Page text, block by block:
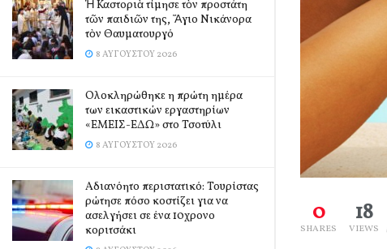
Ἡ Καστοριὰ τίμησε τὸν προστάτη
τῶν παιδιῶν της, Ἅγιο Νικάνορα
τὸν Θαυματουργό
8 ΑΥΓΟΎΣΤΟΥ 2026
Ολοκληρώθηκε η πρώτη ημέρα
των εικαστικών εργαστηρίων
«ΕΜΕΙΣ-ΕΔΩ» στο Τσοτύλι
8 ΑΥΓΟΎΣΤΟΥ 2026
Αδιανόητο περιστατικό: Τουρίστας
ρώτησε πόσο κοστίζει για να
ασελγήσει σε ένα 10χρονο
κοριτσάκι
0
SHARES
18
VIEWS